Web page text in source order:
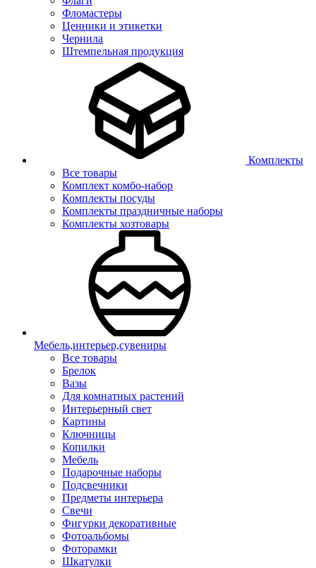
Фломастеры
Ценники и этикетки
Чернила
Штемпельная продукция
Комплекты
Все товары
Комплект комбо-набор
Комплекты посуды
Комплекты праздничные наборы
Комплекты хозтовары
Мебель,интерьер,сувениры
Все товары
Брелок
Вазы
Для комнатных растений
Интерьерный свет
Картины
Ключницы
Копилки
Мебель
Подарочные наборы
Подсвечники
Предметы интерьера
Свечи
Фигурки декоративные
Фотоальбомы
Фоторамки
Шкатулки